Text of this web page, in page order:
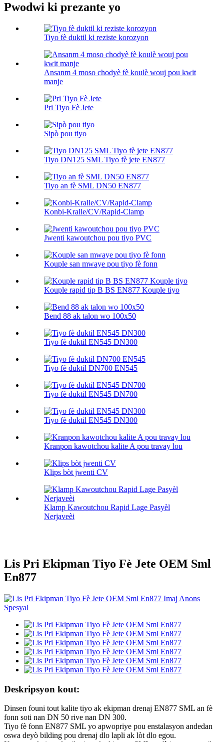
Pwodwi ki prezante yo
Tiyo fè duktil ki reziste korozyon
Ansanm 4 moso chodyè fè koulè wouj pou kwit
manje
Pri Tiyo Fè Jete
Sipò pou tiyo
Tiyo DN125 SML Tiyo fè jete EN877
Tiyo an fè SML DN50 EN877
Konbi-Kralle/CV/Rapid-Clamp
Jwenti kawoutchou pou tiyo PVC
Kouple san mwaye pou tiyo fè fonn
Kouple rapid tip B BS EN877 Kouple tiyo
Bend 88 ak talon wo 100х50
Tiyo fè duktil EN545 DN300
Tiyo fè duktil DN700 EN545
Tiyo fè duktil EN545 DN700
Tiyo fè duktil EN545 DN300
Kranpon kawotchou kalite A pou travay lou
Klips bòt jwenti CV
Klamp Kawoutchou Rapid Lage Pasyèl
Nerjaveèi
Lis Pri Ekipman Tiyo Fè Jete OEM Sml
En877
Deskripsyon kout:
Dinsen founi tout kalite tiyo ak ekipman drenaj EN877 SML an fè
fonn soti nan DN 50 rive nan DN 300.
Tiyo fè fonn EN877 SML yo apwopriye pou enstalasyon andedan
oswa deyò bilding pou drenaj dlo lapli ak lòt dlo egou.